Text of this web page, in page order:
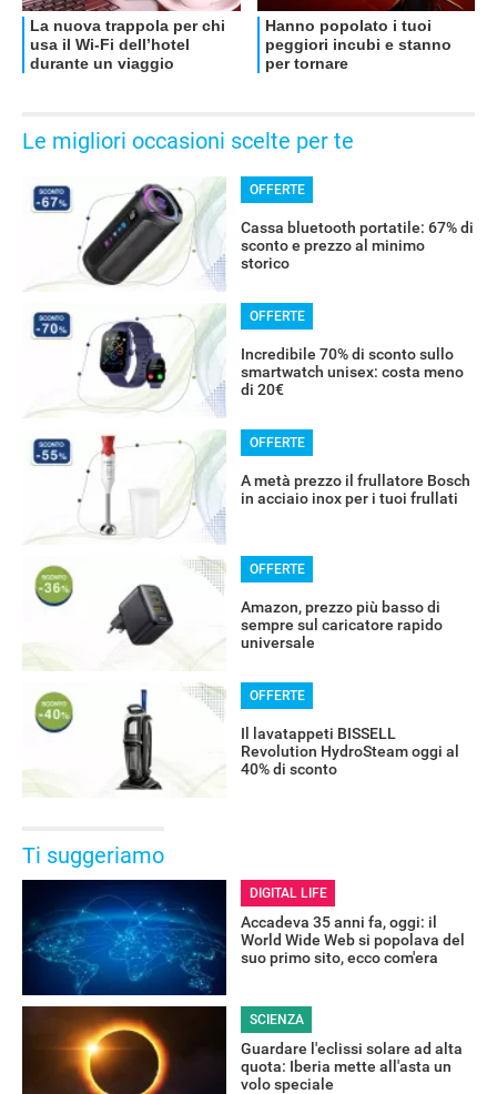
Le migliori occasioni scelte per te
OFFERTE
Cassa bluetooth portatile: 67% di
sconto e prezzo al minimo
storico
OFFERTE
Incredibile 70% di sconto sullo
smartwatch unisex: costa meno
di 20€
OFFERTE
A metà prezzo il frullatore Bosch
in acciaio inox per i tuoi frullati
OFFERTE
Amazon, prezzo più basso di
sempre sul caricatore rapido
universale
OFFERTE
Il lavatappeti BISSELL
Revolution HydroSteam oggi al
40% di sconto
Ti suggeriamo
DIGITAL LIFE
Accadeva 35 anni fa, oggi: il
World Wide Web si popolava del
suo primo sito, ecco com'era
SCIENZA
Guardare l'eclissi solare ad alta
quota: Iberia mette all'asta un
volo speciale